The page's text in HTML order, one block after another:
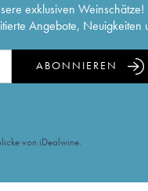
exklusiven Weinschätze!
Angebote, Neuigkeiten
ABONNIEREN
von iDealwine.